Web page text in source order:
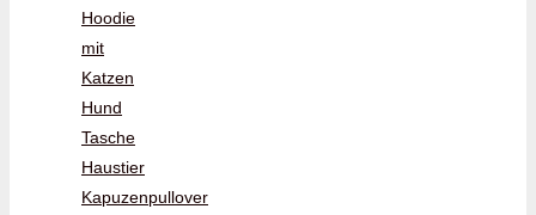
Hoodie
mit
Katzen
Hund
Tasche
Haustier
Kapuzenpullover